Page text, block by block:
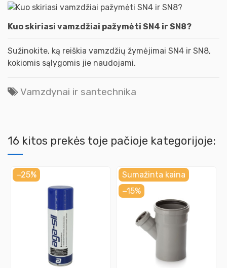
Kuo skiriasi vamzdžiai pažymėti SN4 ir SN8?
Sužinokite, ką reiškia vamzdžių žymėjimai SN4 ir SN8,
kokiomis sąlygomis jie naudojami.
Vamzdynai ir santechnika
16 kitos prekės toje pačioje kategorijoje:
−25%
Sumažinta kaina
−15%